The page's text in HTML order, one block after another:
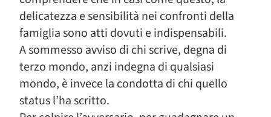
delicatezza e sensibilità nei confronti della
famiglia sono atti dovuti e indispensabili.
A sommesso avviso di chi scrive, degna di
terzo mondo, anzi indegna di qualsiasi
mondo, è invece la condotta di chi quello
status l’ha scritto.